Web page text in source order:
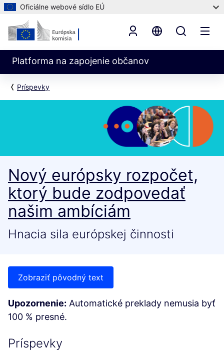
Oficiálne webové sídlo EÚ
Platforma na zapojenie občanov
Príspevky
Nový európsky rozpočet,
ktorý bude zodpovedať
našim ambíciám
Hnacia sila európskej činnosti
Zobraziť pôvodný text
Upozornenie: Automatické preklady nemusia byť
100 % presné.
Príspevky